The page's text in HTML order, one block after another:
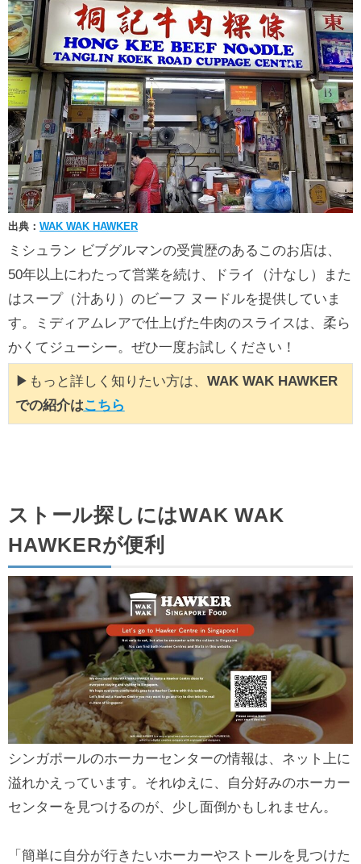
出典： WAK WAK HAWKER
ミシュラン ビブグルマンの受賞歴のあるこのお店は、
50年以上にわたって営業を続け、ドライ（汁なし）また
はスープ（汁あり）のビーフ ヌードルを提供していま
す。ミディアムレアで仕上げた牛肉のスライスは、柔ら
かくてジューシー。ぜひ一度お試しください！
▶もっと詳しく知りたい方は、 WAK WAK HAWKER
での紹介はこちら
ストール探しにはWAK WAK
HAWKERが便利
シンガポールのホーカーセンターの情報は、ネット上に
溢れかえっています。それゆえに、自分好みのホーカー
センターを見つけるのが、少し面倒かもしれません。
「簡単に自分が行きたいホーカーやストールを見つけた